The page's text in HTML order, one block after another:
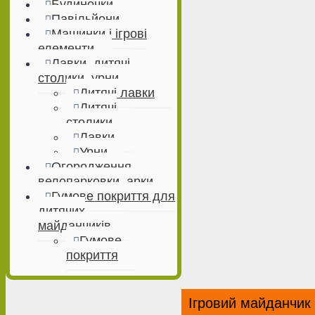
Будиночки
Павільйони
Машинки і ігрові
елементи
Лавки, дитячі
столики, урни
Дитячі лавки
Дитячі
столики
Лавки
Урни
Огородження,
велопарковки, арки
Гумове покриття для
дитячих
майданчиків
Гумове
покриття
Ігровий